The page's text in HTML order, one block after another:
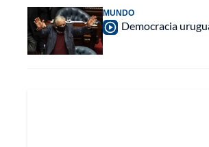
MUNDO
Democracia